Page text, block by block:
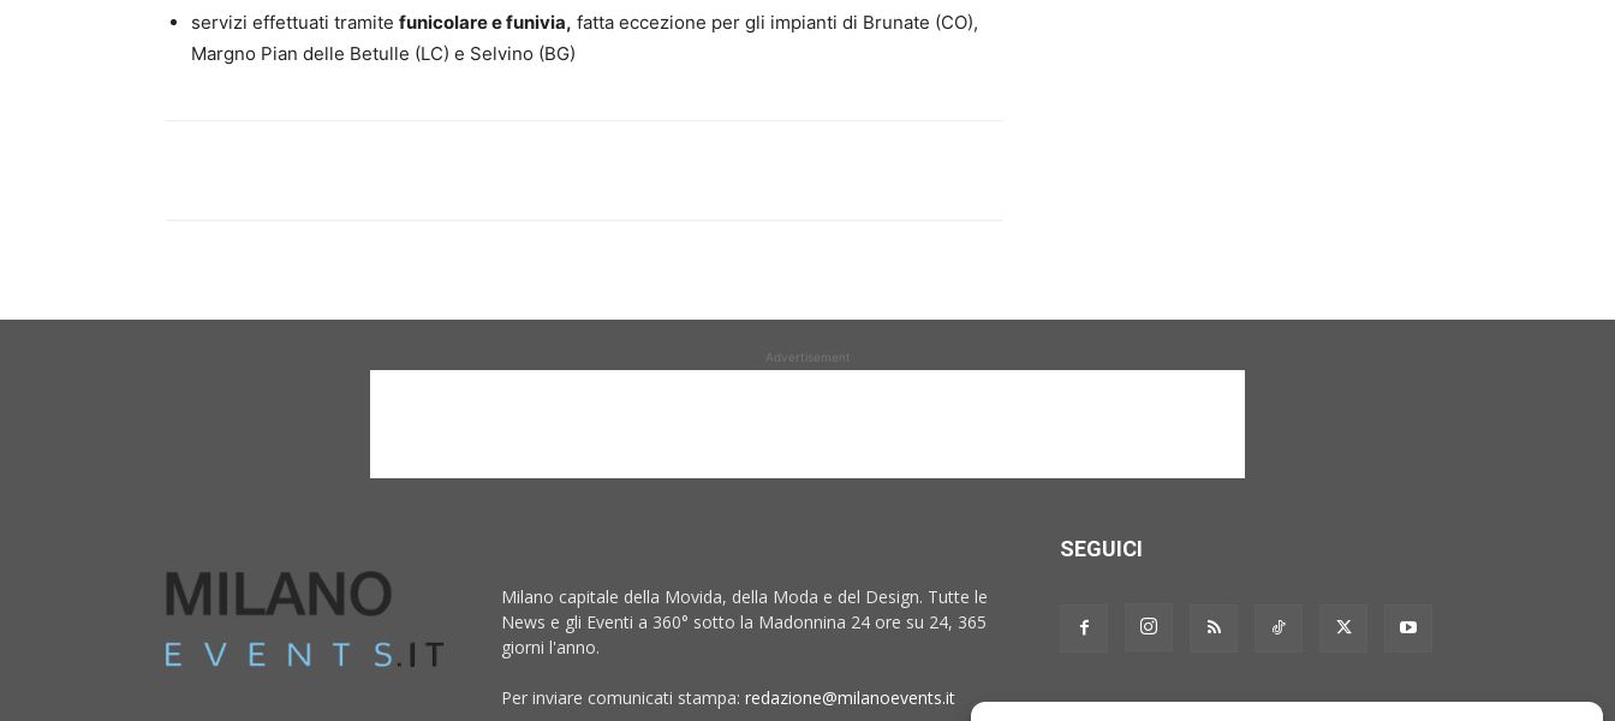
servizi effettuati tramite funicolare e funivia, fatta eccezione per gli impianti di Brunate (CO),
Margno Pian delle Betulle (LC) e Selvino (BG)
Advertisement
Milano capitale della Movida, della Moda e del Design. Tutte le
News e gli Eventi a 360° sotto la Madonnina 24 ore su 24, 365
giorni l'anno.
Per inviare comunicati stampa: redazione@milanoevents.it
SEGUICI